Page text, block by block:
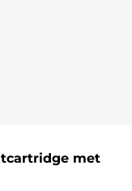
met